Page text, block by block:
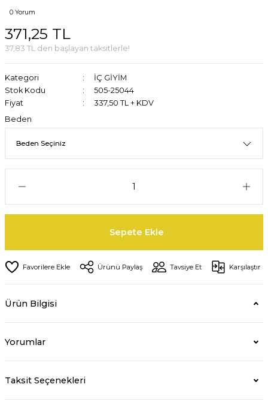
0 Yorum
371,25 TL
37,83 TL den başlayan taksitlerle!
Kategori
İÇ GİYİM
Stok Kodu
505-25044
Fiyat
337,50 TL + KDV
Beden
Sepete Ekle
Ürünü Paylaş Tavsiye Et Karşılaştır
Ürün Bilgisi
Yorumlar
Taksit Seçenekleri